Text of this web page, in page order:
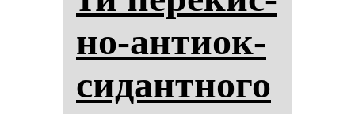
но-ан­ти­ок­
си­дан­тно­го